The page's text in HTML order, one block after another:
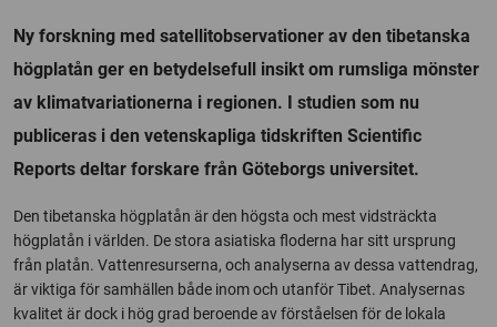
Ny forskning med satellitobservationer av den tibetanska
högplatån ger en betydelsefull insikt om rumsliga mönster
av klimatvariationerna i regionen. I studien som nu
publiceras i den vetenskapliga tidskriften Scientific
Reports deltar forskare från Göteborgs universitet.
Den tibetanska högplatån är den högsta och mest vidsträckta
högplatån i världen. De stora asiatiska floderna har sitt ursprung
från platån. Vattenresurserna, och analyserna av dessa vattendrag,
är viktiga för samhällen både inom och utanför Tibet. Analysernas
kvalitet är dock i hög grad beroende av förståelsen för de lokala